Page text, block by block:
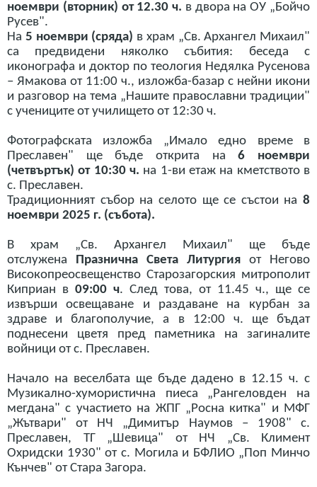
ноември (вторник) от 12.30 ч. в двора на ОУ „Бойчо
Русев".
На 5 ноември (сряда) в храм „Св. Архангел Михаил"
са предвидени няколко събития: беседа с
иконографа и доктор по теология Недялка Русенова
– Ямакова от 11:00 ч., изложба-базар с нейни икони
и разговор на тема „Нашите православни традиции"
с учениците от училището от 12:30 ч.
Фотографската изложба „Имало едно време в
Преславен" ще бъде открита на6 ноември
(четвъртък) от 10:30 ч. на 1-ви етаж на кметството в
с. Преславен.
Традиционният събор на селото ще се състои на 8
ноември 2025 г. (събота).
В храм „Св. Архангел Михаил" ще бъде
отслужена Празнична Света Литургия от Негово
Високопреосвещенство Старозагорския митрополит
Киприан в 09:00 ч. След това, от 11.45 ч., ще се
извърши освещаване и раздаване на курбан за
здраве и благополучие, а в 12:00 ч. ще бъдат
поднесени цветя пред паметника на загиналите
войници от с. Преславен.
Начало на веселбата ще бъде дадено в 12.15 ч. с
Музикално-хумористична пиеса „Рангеловден на
мегдана" с участието на ЖПГ „Росна китка" и МФГ
„Жътвари" от НЧ „Димитър Наумов – 1908" с.
Преславен, ТГ „Шевица" от НЧ „Св. Климент
Охридски 1930" от с. Могила и БФЛИО „Поп Минчо
Кънчев" от Стара Загора.